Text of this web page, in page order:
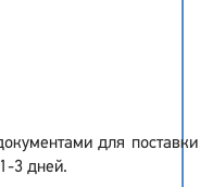
для поставки
3 дней.